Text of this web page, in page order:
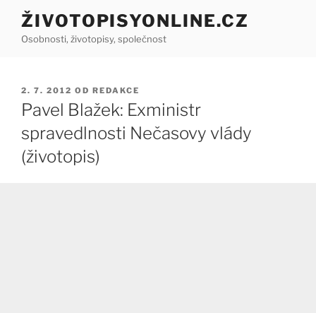
Přejít
obsahu
ŽIVOTOPISYONLINE.CZ
Osobnosti, životopisy, společnost
PUBLIKOVÁNO
2. 7. 2012 OD REDAKCE
Pavel Blažek: Exministr
spravedlnosti Nečasovy vlády
(životopis)